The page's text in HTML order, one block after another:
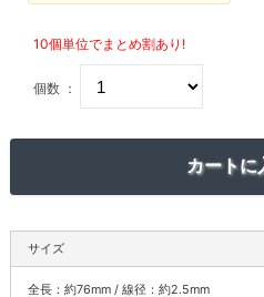
10個単位でまとめ割あり!
個数 ：
サイズ
全長：約76mm / 線径：約2.5mm